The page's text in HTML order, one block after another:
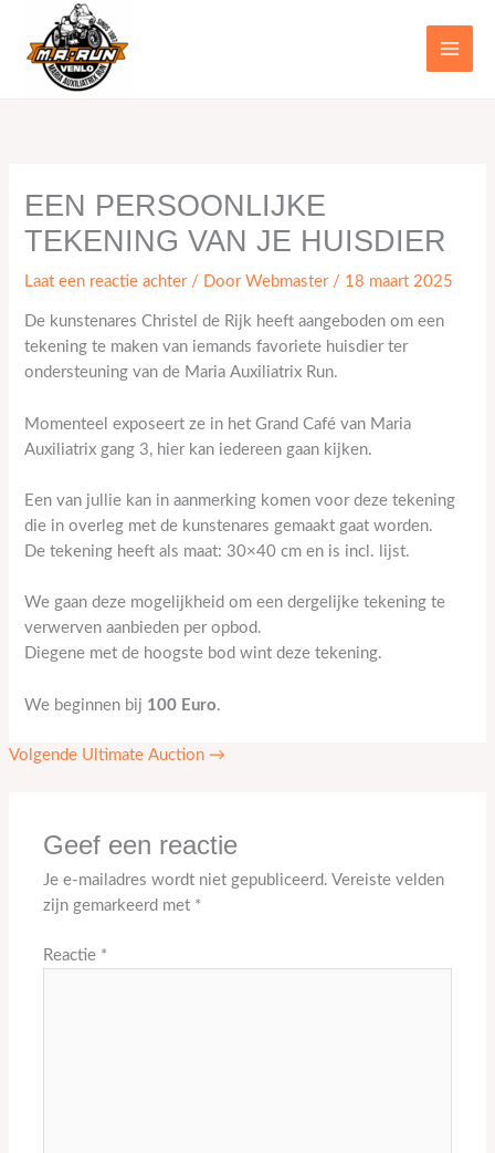
inhoud
EEN PERSOONLIJKE
TEKENING VAN JE HUISDIER
Laat een reactie achter / DoorWebmaster / 18 maart 2025
De kunstenares Christel de Rijk heeft aangeboden om een
tekening te maken van iemands favoriete huisdier ter
ondersteuning van de Maria Auxiliatrix Run.
Momenteel exposeert ze in het Grand Café van Maria
Auxiliatrix gang 3, hier kan iedereen gaan kijken.
Een van jullie kan in aanmerking komen voor deze tekening
die in overleg met de kunstenares gemaakt gaat worden.
De tekening heeft als maat: 30×40 cm en is incl. lijst.
We gaan deze mogelijkheid om een dergelijke tekening te
verwerven aanbieden per opbod.
Diegene met de hoogste bod wint deze tekening.
We beginnen bij 100 Euro.
Volgende Ultimate Auction →
Geef een reactie
Je e-mailadres wordt niet gepubliceerd. Vereiste velden
zijn gemarkeerd met *
Reactie *